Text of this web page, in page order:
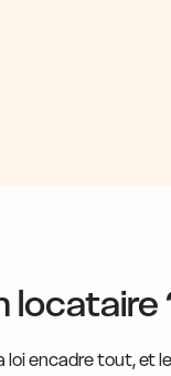
locataire
loi encadre tout, et